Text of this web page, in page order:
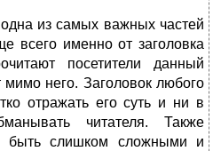
из самых важных частей
всего именно от заголовка
посетители данный
мимо него. Заголовок любого
отражать его суть и ни в
читателя. Также
быть слишком сложными и